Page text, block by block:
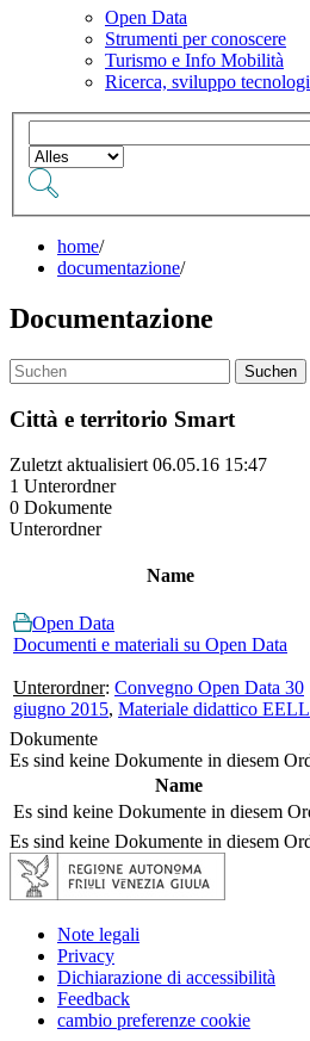
Open Data
Strumenti per conoscere
Turismo e Info Mobilità
Ricerca, sviluppo
home/
documentazione/
Documentazione
Suchen
Città e territorio Smart
Zuletzt aktualisiert 06.05.16 15:47
1 Unterordner
0 Dokumente
Unterordner
Name
Open Data
Documenti e materiali su Open Data
Unterordner: Convegno Open Data 30
giugno 2015, Materiale didattico EELL
Dokumente
Es sind keine Dokumente in diesem
Name
Es sind keine Dokumente in diesem
Es sind keine Dokumente in diesem
Note legali
Privacy
Dichiarazione di accessibilità
Feedback
cambio preferenze cookie